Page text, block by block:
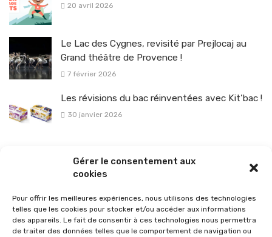
Gérer le consentement aux
cookies
Pour offrir les meilleures expériences, nous utilisons des technologies
telles que les cookies pour stocker et/ou accéder aux informations
des appareils. Le fait de consentir à ces technologies nous permettra
de traiter des données telles que le comportement de navigation ou
20 avril 2026
Le Lac des Cygnes, revisité par Prejlocaj au
Grand théâtre de Provence !
7 février 2026
Les révisions du bac réinventées avec Kit’bac !
30 janvier 2026